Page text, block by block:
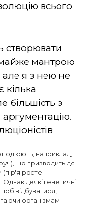
всього
створювати
мантрою
але я з нею не
кілька
більшість з
наприклад,
що призводить до
(пір'я росте
деякі генетичні
відбуватися,
організмам